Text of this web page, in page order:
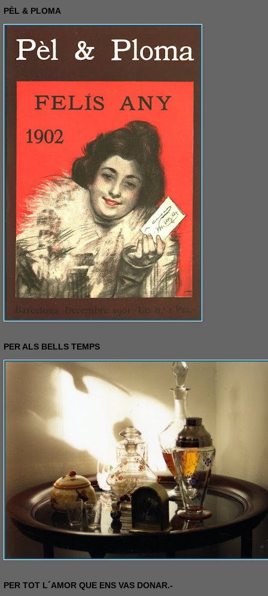
PÈL & PLOMA
PER ALS BELLS TEMPS
PER TOT L´AMOR QUE ENS VAS DONAR.-